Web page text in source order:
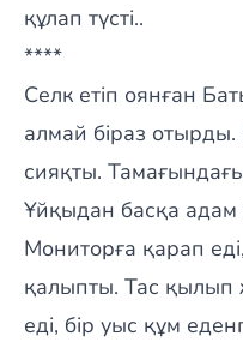
құлап түсті..
****
Селк етіп оянған
алмай біраз
сияқты.
Ұйқыдан басқа
Мониторға қарап
қалыпты. Тас
еді, бір уыс құм